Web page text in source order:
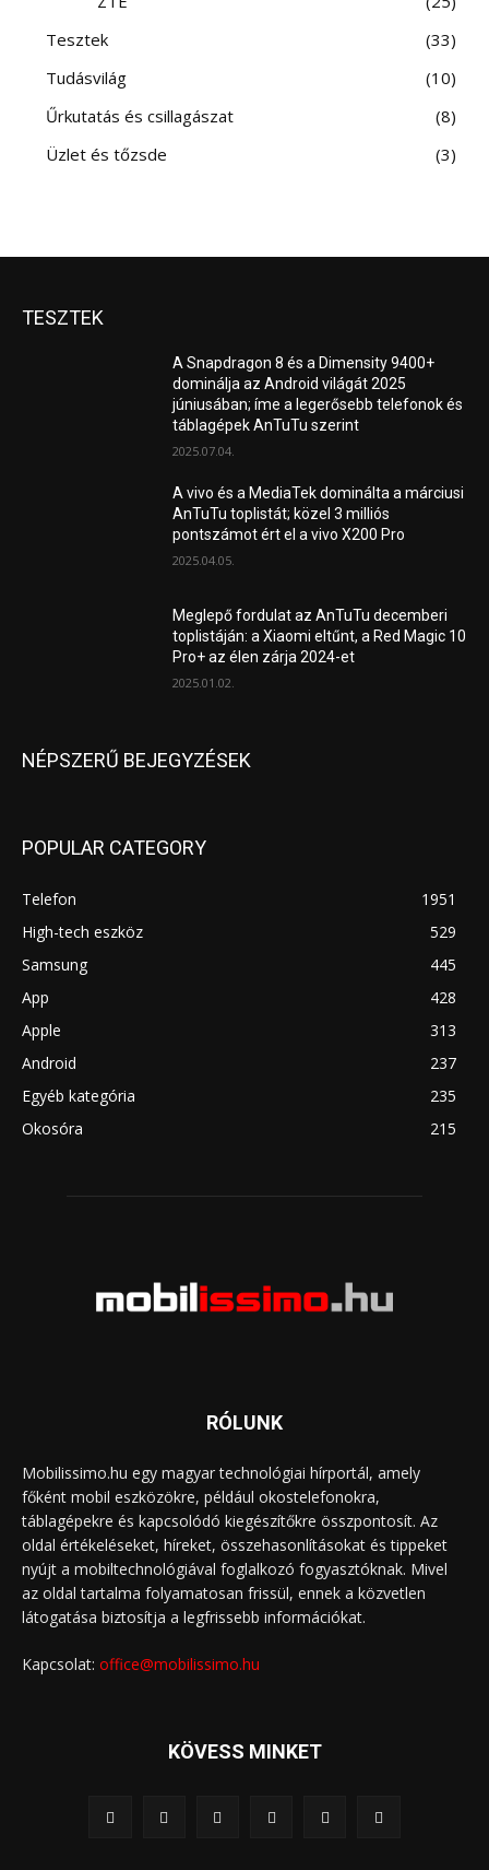
Tesztek
33
Tudásvilág
10
Űrkutatás és csillagászat
8
Üzlet és tőzsde
3
TESZTEK
A Snapdragon 8 és a Dimensity 9400+
dominálja az Android világát 2025
júniusában; íme a legerősebb telefonok és
táblagépek AnTuTu szerint
2025.07.04.
A vivo és a MediaTek dominálta a márciusi
AnTuTu toplistát; közel 3 milliós
pontszámot ért el a vivo X200 Pro
2025.04.05.
Meglepő fordulat az AnTuTu decemberi
toplistáján: a Xiaomi eltűnt, a Red Magic 10
Pro+ az élen zárja 2024-et
2025.01.02.
NÉPSZERŰ BEJEGYZÉSEK
POPULAR CATEGORY
Telefon
1951
High-tech eszköz
529
Samsung
445
App
428
Apple
313
Android
237
Egyéb kategória
235
Okosóra
215
RÓLUNK
Mobilissimo.hu egy magyar technológiai hírportál, amely
főként mobil eszközökre, például okostelefonokra,
táblagépekre és kapcsolódó kiegészítőkre összpontosít. Az
oldal értékeléseket, híreket, összehasonlításokat és tippeket
nyújt a mobiltechnológiával foglalkozó fogyasztóknak. Mivel
az oldal tartalma folyamatosan frissül, ennek a közvetlen
látogatása biztosítja a legfrissebb információkat.
Kapcsolat: office@mobilissimo.hu
KÖVESS MINKET